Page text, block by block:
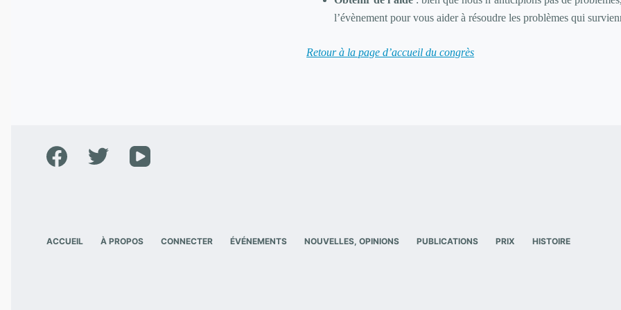
l’évènement pour vous aider à résoudre les problèmes qui
Retour à la page d’accueil du congrès
ACCUEIL À PROPOS CONNECTER ÉVÉNEMENTS NOUVELLES, OPINIONS PUBLICATIONS PRIX HISTOIRE